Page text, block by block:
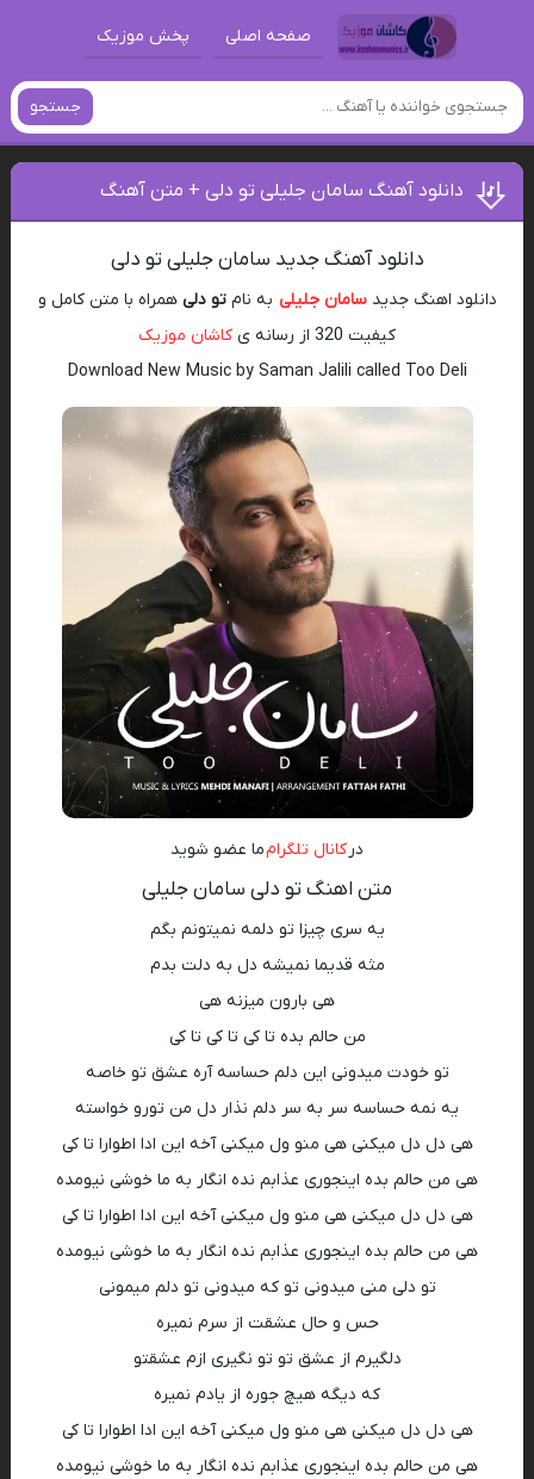
صفحه اصلی پخش موزیک
جستجو
دانلود آهنگ سامان جلیلی تو دلی + متن آهنگ
دانلود آهنگ جدید سامان جلیلی تو دلی
دانلود اهنگ جدیدسامان جلیلی به نامتو دلی همراه با متن کامل و
کیفیت 320 از رسانه ی
کاشان موزیک
Download New Music by Saman Jalili called Too Deli
در کانال تلگرامما عضو شوید
متن اهنگ تو دلی سامان جلیلی
یه سری چیزا تو دلمه نمیتونم بگم
مثه قدیما نمیشه دل به دلت بدم
هی بارون میزنه هی
من حالم بده تا کی تا کی تا کی
تو خودت میدونی این دلم حساسه آره عشق تو خاصه
یه نمه حساسه سر به سر دلم نذار دل من تورو خواسته
هی دل دل میکنی هی منو ول میکنی آخه این ادا اطوارا تا کی
هی من حالم بده اینجوری عذابم نده انگار به ما خوشی نیومده
هی دل دل میکنی هی منو ول میکنی آخه این ادا اطوارا تا کی
هی من حالم بده اینجوری عذابم نده انگار به ما خوشی نیومده
تو دلی منی میدونی تو که میدونی تو دلم میمونی
حس و حال عشقت از سرم نمیره
دلگیرم از عشق تو تو نگیری ازم عشقتو
که دیگه هیچ جوره از یادم نمیره
هی دل دل میکنی هی منو ول میکنی آخه این ادا اطوارا تا کی
هی من حالم بده اینجوری عذابم نده انگار به ما خوشی نیومده